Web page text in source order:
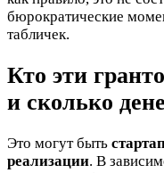
бюрократические
табличек.
Кто эти
и сколько
Это могут быть
реализации. В